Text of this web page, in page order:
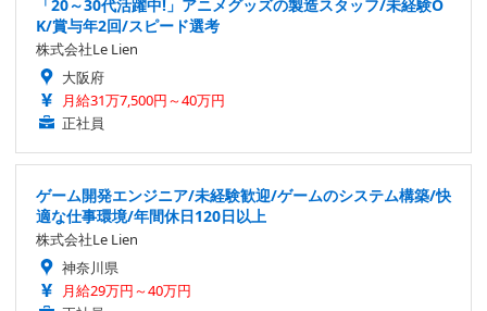
「20～30代活躍中!」アニメグッズの製造スタッフ/未経験O
K/賞与年2回/スピード選考
株式会社Le Lien
大阪府
月給31万7,500円～40万円
正社員
ゲーム開発エンジニア/未経験歓迎/ゲームのシステム構築/快
適な仕事環境/年間休日120日以上
株式会社Le Lien
神奈川県
月給29万円～40万円